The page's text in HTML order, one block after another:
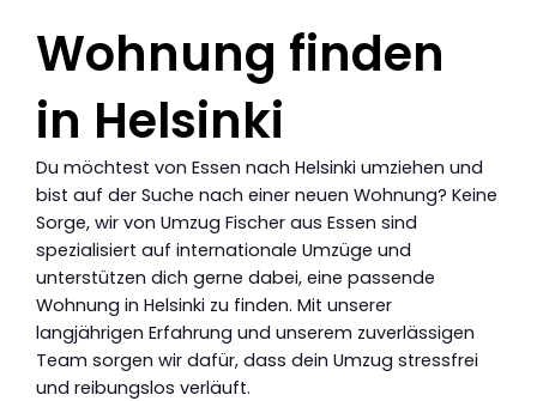
Wohnung finden
in Helsinki
Du möchtest von Essen nach Helsinki umziehen und
bist auf der Suche nach einer neuen Wohnung? Keine
Sorge, wir von Umzug Fischer aus Essen sind
spezialisiert auf internationale Umzüge und
unterstützen dich gerne dabei, eine passende
Wohnung in Helsinki zu finden. Mit unserer
langjährigen Erfahrung und unserem zuverlässigen
Team sorgen wir dafür, dass dein Umzug stressfrei
und reibungslos verläuft.